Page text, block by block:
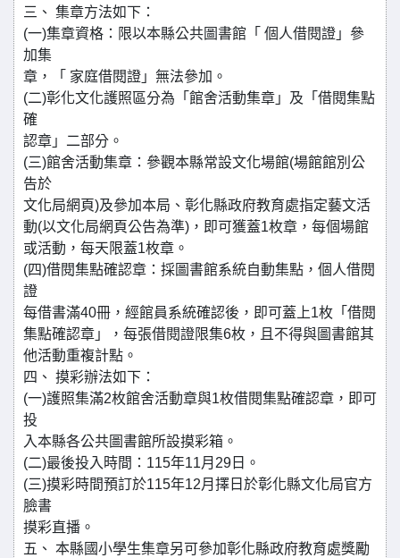
三、 集章方法如下：
(一)集章資格：限以本縣公共圖書館「 個人借閱證」參
加集
章，「 家庭借閱證」無法參加。
(二)彰化文化護照區分為「館舍活動集章」及「借閱集點
確
認章」二部分。
(三)館舍活動集章：參觀本縣常設文化場館(場館館別公
告於
文化局網頁)及參加本局、彰化縣政府教育處指定藝文活
動(以文化局網頁公告為準)，即可獲蓋1枚章，每個場館
或活動，每天限蓋1枚章。
(四)借閱集點確認章：採圖書館系統自動集點，個人借閱
證
每借書滿40冊，經館員系統確認後，即可蓋上1枚「借閱
集點確認章」，每張借閱證限集6枚，且不得與圖書館其
他活動重複計點。
四、 摸彩辦法如下：
(一)護照集滿2枚館舍活動章與1枚借閱集點確認章，即可
投
入本縣各公共圖書館所設摸彩箱。
(二)最後投入時間：115年11月29日。
(三)摸彩時間預訂於115年12月擇日於彰化縣文化局官方
臉書
摸彩直播。
五、 本縣國小學生集章另可參加彰化縣政府教育處獎勵